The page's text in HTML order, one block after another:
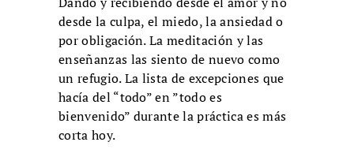
desde la culpa, el miedo, la ansiedad o
por obligación. La meditación y las
enseñanzas las siento de nuevo como
un refugio. La lista de excepciones que
hacía del “todo” en ”todo es
bienvenido” durante la práctica es más
corta hoy.